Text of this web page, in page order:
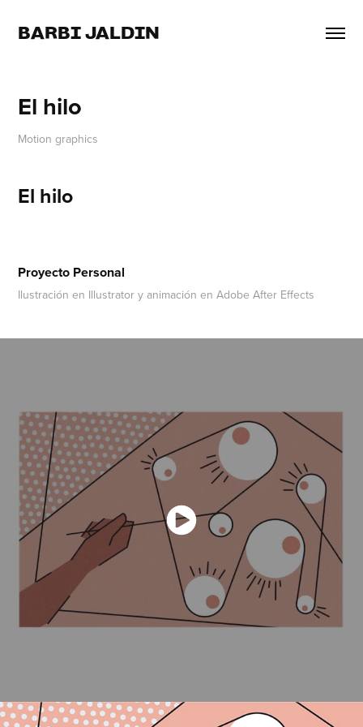
BARBI JALDIN
El hilo
Motion graphics
El hilo
Proyecto Personal
Ilustración en Illustrator y animación en Adobe After Effects